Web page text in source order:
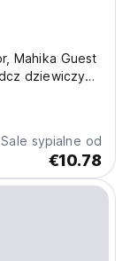
Mahika Guest
dziewiczych
language)
Sale sypialne od
€10.78